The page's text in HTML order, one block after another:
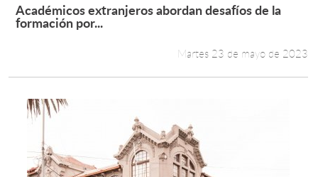
Leer más +
Académicos extranjeros abordan desafíos de la
formación por...
Martes 23 de mayo de 2023